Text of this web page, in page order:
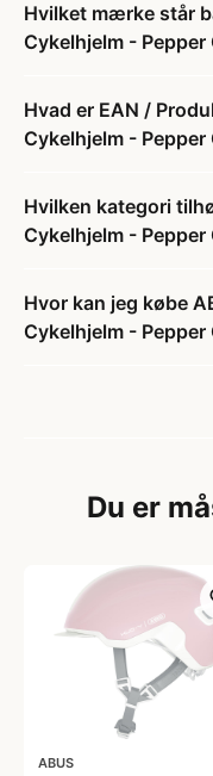
Hvilket mærke står
Cykelhjelm - Pepper
Hvad er EAN /
Cykelhjelm - Pepper
Hvilken kategori
Cykelhjelm - Pepper
Hvor kan jeg købe
Cykelhjelm - Pepper
Du er
ABUS